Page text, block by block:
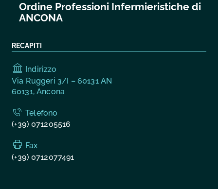
Ordine Professioni Infermieristiche di
ANCONA
RECAPITI
Indirizzo
Via Ruggeri 3/I – 60131 AN
60131, Ancona
Telefono
(+39) 071205516
Fax
(+39) 0712077491